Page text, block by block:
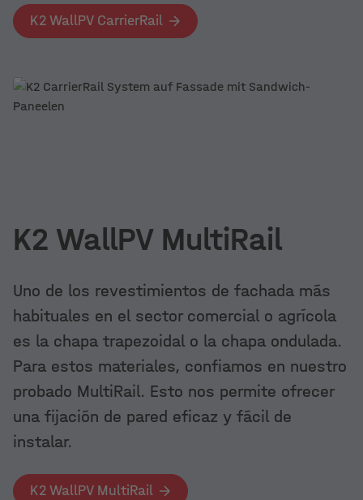
K2 WallPV CarrierRail
K2 WallPV MultiRail
Uno de los revestimientos de fachada más
habituales en el sector comercial o agrícola
es la chapa trapezoidal o la chapa ondulada.
Para estos materiales, confiamos en nuestro
probado MultiRail. Esto nos permite ofrecer
una fijación de pared eficaz y fácil de
instalar.
K2 WallPV MultiRail